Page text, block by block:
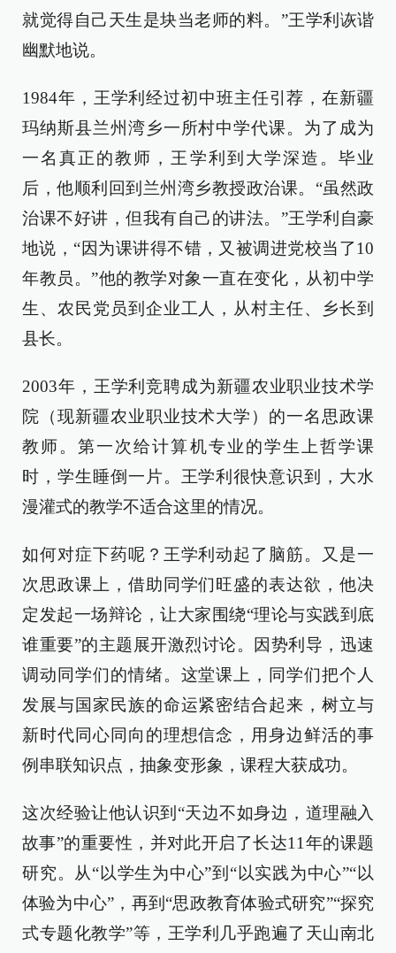
就觉得自己天生是块当老师的料。”王学利诙谐
幽默地说。
1984年，王学利经过初中班主任引荐，在新疆
玛纳斯县兰州湾乡一所村中学代课。为了成为
一名真正的教师，王学利到大学深造。毕业
后，他顺利回到兰州湾乡教授政治课。“虽然政
治课不好讲，但我有自己的讲法。”王学利自豪
地说，“因为课讲得不错，又被调进党校当了10
年教员。”他的教学对象一直在变化，从初中学
生、农民党员到企业工人，从村主任、乡长到
县长。
2003年，王学利竞聘成为新疆农业职业技术学
院（现新疆农业职业技术大学）的一名思政课
教师。第一次给计算机专业的学生上哲学课
时，学生睡倒一片。王学利很快意识到，大水
漫灌式的教学不适合这里的情况。
如何对症下药呢？王学利动起了脑筋。又是一
次思政课上，借助同学们旺盛的表达欲，他决
定发起一场辩论，让大家围绕“理论与实践到底
谁重要”的主题展开激烈讨论。因势利导，迅速
调动同学们的情绪。这堂课上，同学们把个人
发展与国家民族的命运紧密结合起来，树立与
新时代同心同向的理想信念，用身边鲜活的事
例串联知识点，抽象变形象，课程大获成功。
这次经验让他认识到“天边不如身边，道理融入
故事”的重要性，并对此开启了长达11年的课题
研究。从“以学生为中心”到“以实践为中心”“以
体验为中心”，再到“思政教育体验式研究”“探究
式专题化教学”等，王学利几乎跑遍了天山南北